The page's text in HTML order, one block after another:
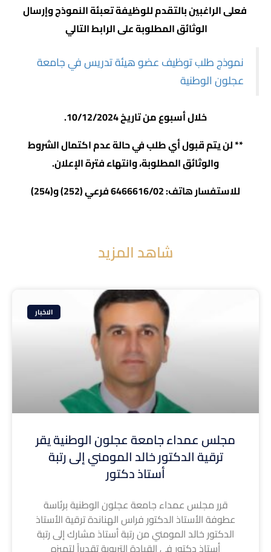
فعلى الراغبين بالتقدم للوظيفة تعبئة النموذج وإرسال
الوثائق المطلوبة على الرابط التالي
نموذج طلب توظيف عضو هيئة تدريس في جامعة
عجلون الوطنية
خلال أسبوع من تاريخ 10/12/2024.
** لن يتم قبول أي طلب في حالة عدم اكتمال الشروط
والوثائق المطلوبة، وانتهاء فترة الإعلان.
للاستفسار هاتف: 6466616/02 فرعي (252) و(254)
شاهد المزيد
الاخبار
مجلس عمداء جامعة عجلون الوطنية يقر
ترقية الدكتور خالد المومني إلى رتبة
أستاذ دكتور
قرر مجلس عمداء جامعة عجلون الوطنية برئاسة
عطوفة الأستاذ الدكتور فراس الهناندة ترقية الأستاذ
الدكتور خالد المومني من رتبة أستاذ مشارك إلى رتبة
أستاذ دكتور في القيادة التربوية تقديراً لتميزه